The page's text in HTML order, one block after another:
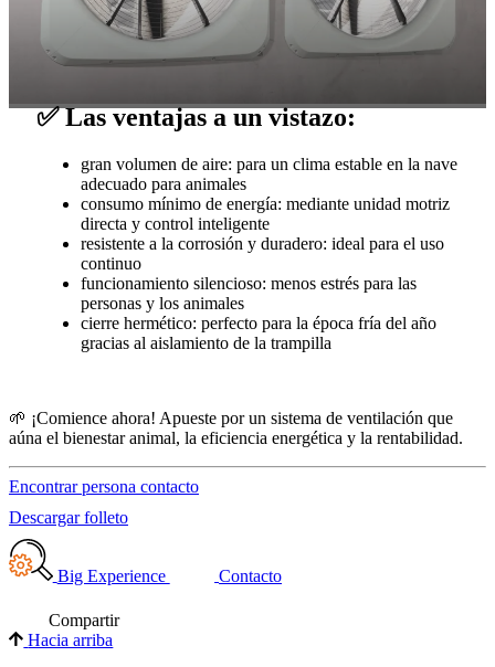
✅ Las ventajas a un vistazo:
gran volumen de aire: para un clima estable en la nave
adecuado para animales
consumo mínimo de energía: mediante unidad motriz
directa y control inteligente
resistente a la corrosión y duradero: ideal para el uso
continuo
funcionamiento silencioso: menos estrés para las
personas y los animales
cierre hermético: perfecto para la época fría del año
gracias al aislamiento de la trampilla
🌱 ¡Comience ahora! Apueste por un sistema de ventilación que
aúna el bienestar animal, la eficiencia energética y la rentabilidad.
Encontrar persona contacto
Descargar folleto
Big Experience Contacto
Compartir
Hacia arriba